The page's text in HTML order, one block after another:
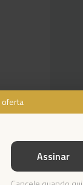
oferta
Assinar